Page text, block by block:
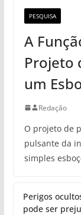
PESQUISA
A
Projeto
um
Redação
O projeto de
pulsante da
simples
Perigos
pode ser